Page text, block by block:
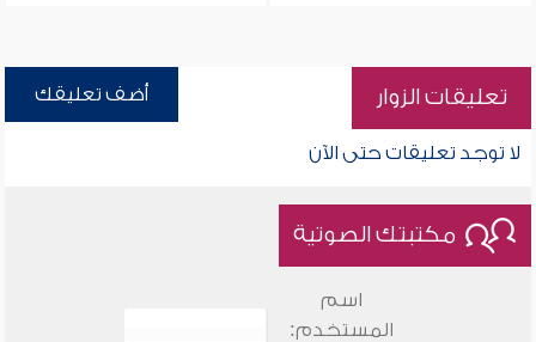
تعليقات الزوار أضف تعليقك
لا توجد تعليقات حتى الآن
مكتبتك الصوتية
اسم
المستخدم: